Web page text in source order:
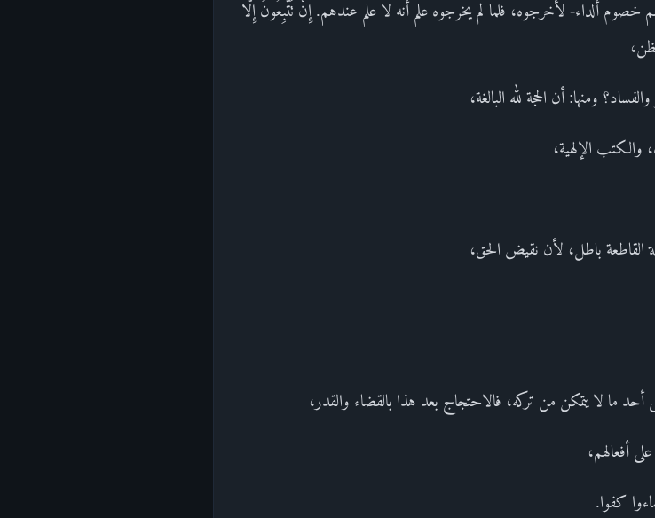
ألداء- لأخرجوه، فلما لم يخرجوه علم أنه لا علم عندهم. إِنْ تَتَّبِعُونَ إِلَّا
ومنها: أن الحجة لله البالغة،
والكتب الإلهية،
القاطعة باطل، لأن نقيض الحق،
ما لا يتمكن من تركه، فالاحتجاج بعد هذا بالقضاء والقدر،
أفعالهم،
كفوا.